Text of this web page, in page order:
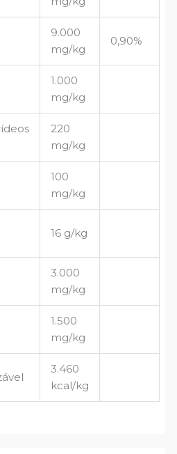
9.000
mg/kg
0,90%
1.000
mg/kg
220
mg/kg
100
mg/kg
16 g/kg
3.000
mg/kg
1.500
mg/kg
3.460
kcal/kg